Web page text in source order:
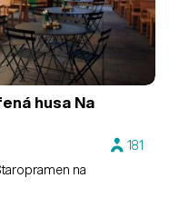
husa Na
181
na